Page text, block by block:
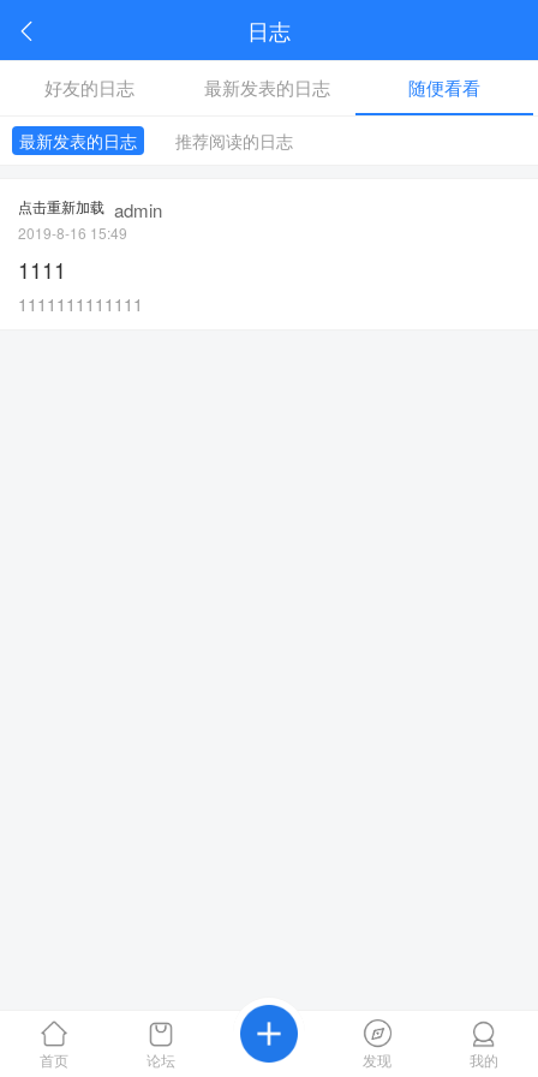
日志
好友的日志 最新发表的日志 随便看看
最新发表的日志 推荐阅读的日志
点击重新加载 admin
2019-8-16 15:49
1111
1111111111111
首页 论坛 发现 我的